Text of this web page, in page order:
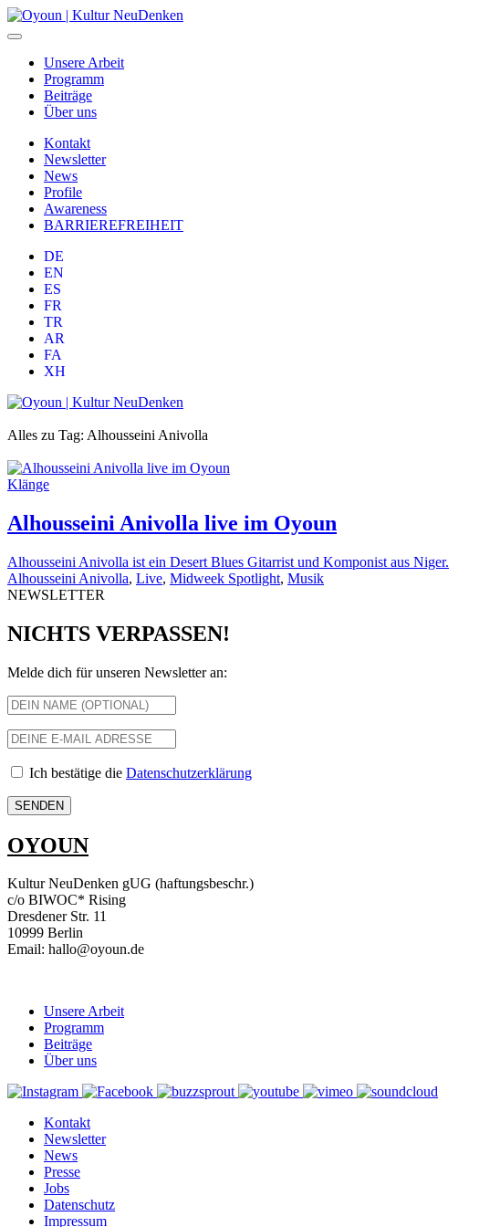
Unsere Arbeit
Programm
Beiträge
Über uns
Kontakt
Newsletter
News
Profile
Awareness
BARRIEREFREIHEIT
DE
EN
ES
FR
TR
AR
FA
XH
Alles zu Tag: Alhousseini Anivolla
Klänge
Alhousseini Anivolla live im Oyoun
Alhousseini Anivolla ist ein Desert Blues Gitarrist und Komponist aus Niger.
Alhousseini Anivolla, Live, Midweek Spotlight, Musik
NEWSLETTER
NICHTS VERPASSEN!
Melde dich für unseren Newsletter an:
Ich bestätige die Datenschutzerklärung
OYOUN
Kultur NeuDenken gUG (haftungsbeschr.)
c/o BIWOC* Rising
Dresdener Str. 11
10999 Berlin
Email: hallo@oyoun.de
Unsere Arbeit
Programm
Beiträge
Über uns
Kontakt
Newsletter
News
Presse
Jobs
Datenschutz
Impressum